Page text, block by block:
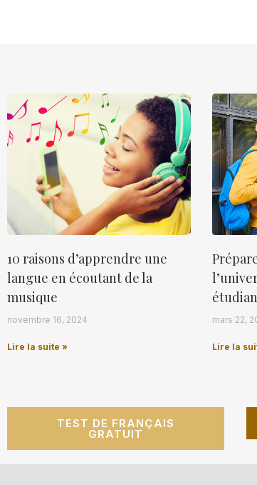
10 raisons d’apprendre une
langue en écoutant de la
musique
novembre 16, 2024
Lire la suite »
mars 22,
Lire la
TEST DE FRANÇAIS
GRATUIT